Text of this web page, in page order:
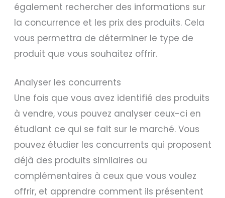
également rechercher des informations sur
la concurrence et les prix des produits. Cela
vous permettra de déterminer le type de
produit que vous souhaitez offrir.
Analyser les concurrents
Une fois que vous avez identifié des produits
à vendre, vous pouvez analyser ceux-ci en
étudiant ce qui se fait sur le marché. Vous
pouvez étudier les concurrents qui proposent
déjà des produits similaires ou
complémentaires à ceux que vous voulez
offrir, et apprendre comment ils présentent